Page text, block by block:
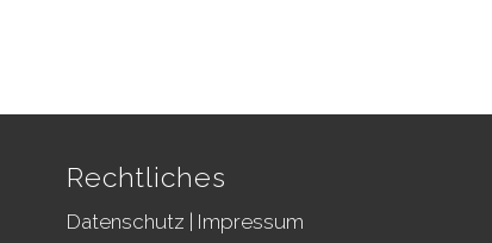
Rechtliches
Datenschutz Impressum